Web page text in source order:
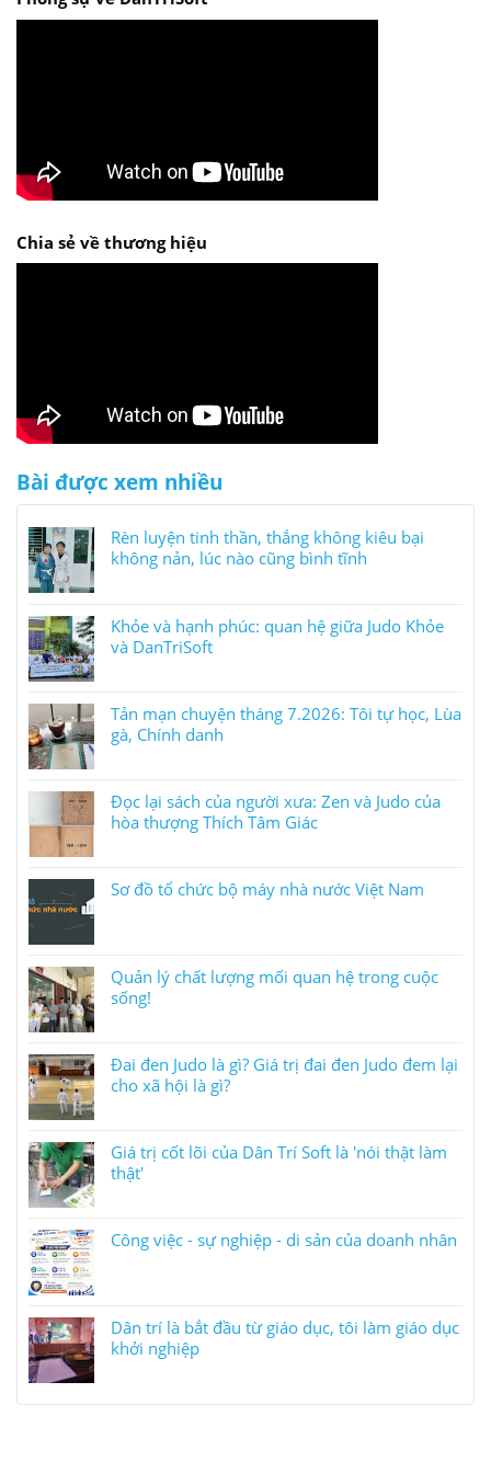
Chia sẻ về thương hiệu
Bài được xem nhiều
Rèn luyện tinh thần, thắng không kiêu bại
không nản, lúc nào cũng bình tĩnh
Khỏe và hạnh phúc: quan hệ giữa Judo Khỏe
và DanTriSoft
Tản mạn chuyện tháng 7.2026: Tôi tự học, Lùa
gà, Chính danh
Đọc lại sách của người xưa: Zen và Judo của
hòa thượng Thích Tâm Giác
Sơ đồ tổ chức bộ máy nhà nước Việt Nam
Quản lý chất lượng mối quan hệ trong cuộc
sống!
Đai đen Judo là gì? Giá trị đai đen Judo đem lại
cho xã hội là gì?
Giá trị cốt lõi của Dân Trí Soft là 'nói thật làm
thật'
Công việc - sự nghiệp - di sản của doanh nhân
Dân trí là bắt đầu từ giáo dục, tôi làm giáo dục
khởi nghiệp